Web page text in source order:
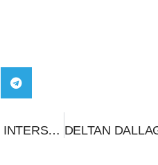
REDES DE DIÁLOGOS: HISTÓRIA, INTERSECÇÕES RACIAIS E MÍDIAS DIGITAIS